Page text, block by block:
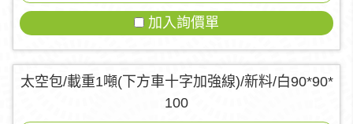
加入詢價單
太空包/載重1噸(下方車十字加強線)/新料/白90*90*
100